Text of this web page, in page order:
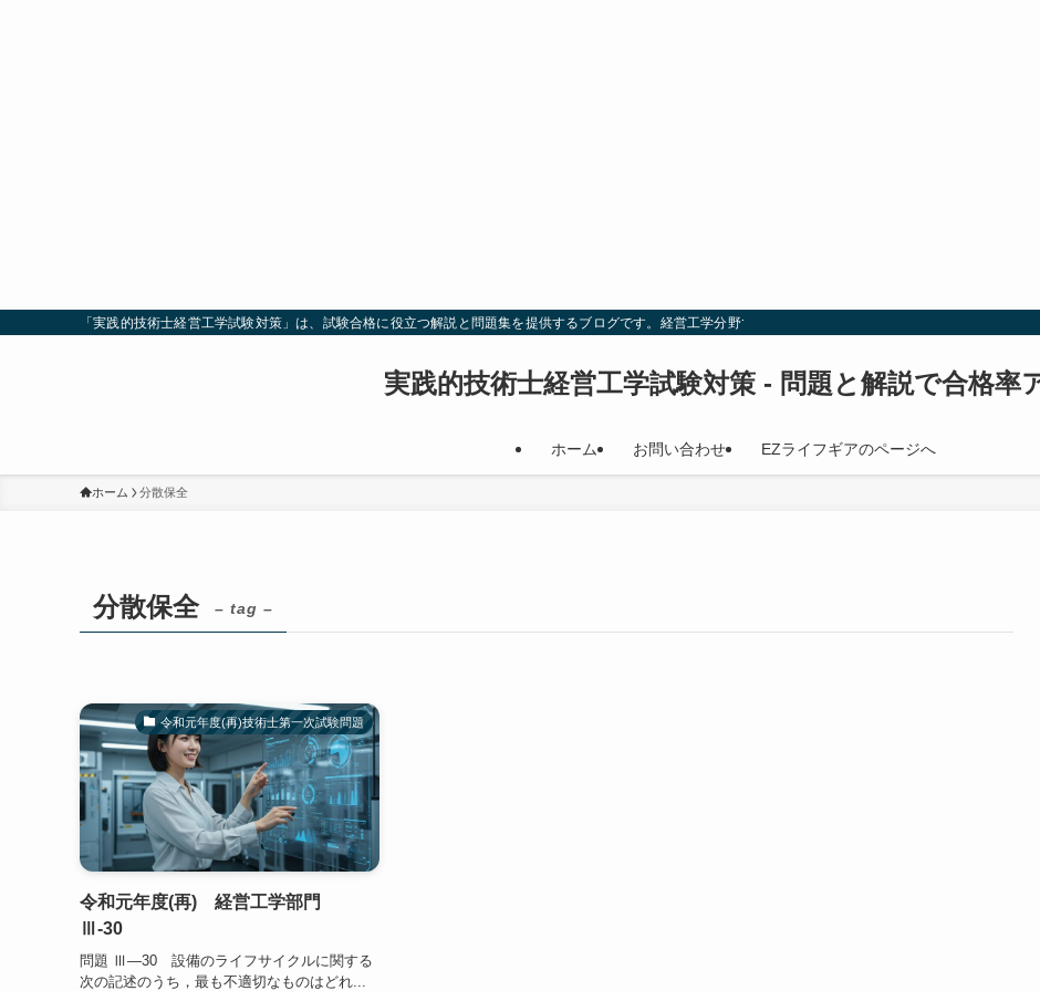
「実践的技術士経営工学試験対策」は、試験合格に役立つ解説と問題集を提供するブログです。経営工学分野での試験対策を効率的に行い、合格を目指しま
実践的技術士経営工学試験対策 - 問題と解説で合格率
ホーム お問い合わせ EZライフギアのページへ
ホーム 分散保全
分散保全 – tag –
令和元年度(再)技術士第一次試験問題
令和元年度(再) 経営工学部門
Ⅲ-30
問題 Ⅲ―30 設備のライフサイクルに関する
次の記述のうち，最も不適切なものはどれ...